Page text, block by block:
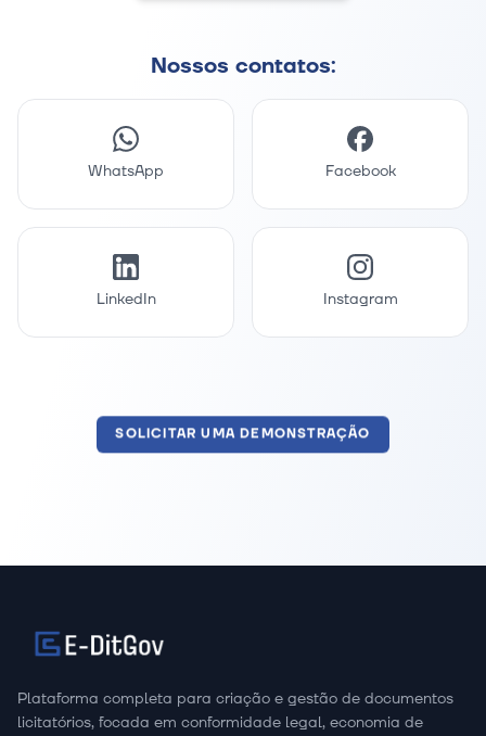
Nossos contatos:
WhatsApp Facebook
LinkedIn Instagram
SOLICITAR UMA DEMONSTRAÇÃO
Plataforma completa para criação e gestão de documentos
licitatórios, focada em conformidade legal, economia de